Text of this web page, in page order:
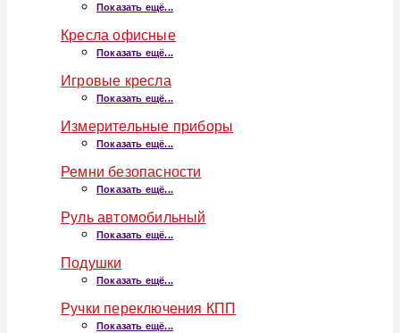
Показать ещё...
Кресла офисные
Показать ещё...
Игровые кресла
Показать ещё...
Измерительные приборы
Показать ещё...
Ремни безопасности
Показать ещё...
Руль автомобильный
Показать ещё...
Подушки
Показать ещё...
Ручки переключения КПП
Показать ещё...